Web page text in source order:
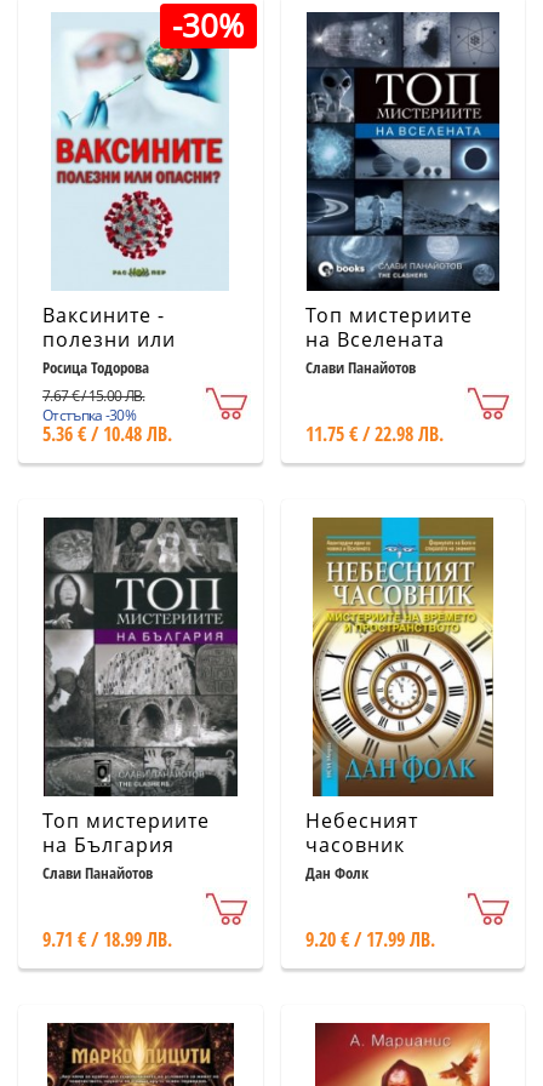
-30%
Ваксините -
полезни или
опасни?
Росица Тодорова
7.67 € / 15.00 ЛВ.
Отстъпка -30%
5.36 € / 10.48 ЛВ.
Топ мистериите
на Вселената
Слави Панайотов
11.75 € / 22.98 ЛВ.
Топ мистериите
на България
Слави Панайотов
9.71 € / 18.99 ЛВ.
Небесният
часовник
Дан Фолк
9.20 € / 17.99 ЛВ.